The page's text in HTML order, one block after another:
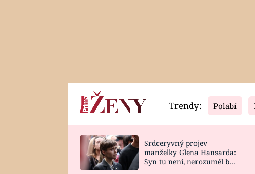
Horoskopy
HOROSKOP NA
Video
CELEBRITY
VAŘENÍ
Trendy: Polabí
Srdceryvný projev
manželky Glena Hansarda:
Syn tu není, nerozuměl by